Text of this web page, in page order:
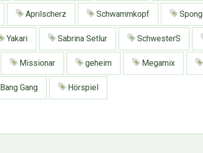
Aprilscherz Schwammkopf
Yakari Sabrina Setlur SchwesterS
Missionar geheim Megamix
Bang Gang Hörspiel